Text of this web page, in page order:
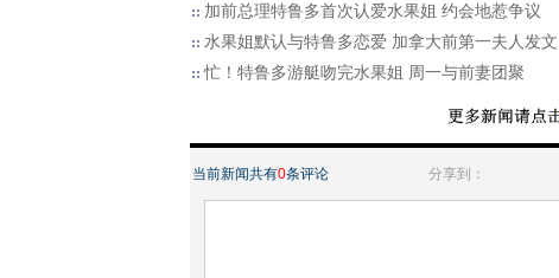
加前总理特鲁多首次认爱水果姐 约会地惹争议
水果姐默认与特鲁多恋爱 加拿大前第一夫人发文
忙！特鲁多游艇吻完水果姐 周一与前妻团聚
当前新闻共有0条评论 分享到：